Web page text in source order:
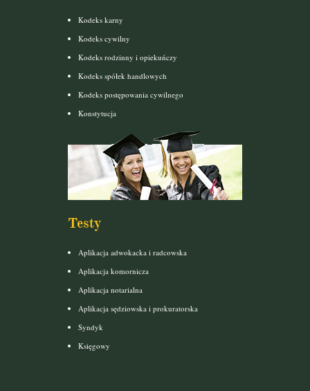
Kodeks karny
Kodeks cywilny
Kodeks rodzinny i opiekuńczy
Kodeks spółek handlowych
Kodeks postępowania cywilnego
Konstytucja
Testy
Aplikacja adwokacka i radcowska
Aplikacja komornicza
Aplikacja notarialna
Aplikacja sędziowska i prokuratorska
Syndyk
Księgowy